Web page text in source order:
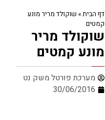
דף הבית» שוקולד מריר מונע
קמטים
שוקולד מריר
מונע קמטים
מערכת פורטל משק נט
30/06/2016